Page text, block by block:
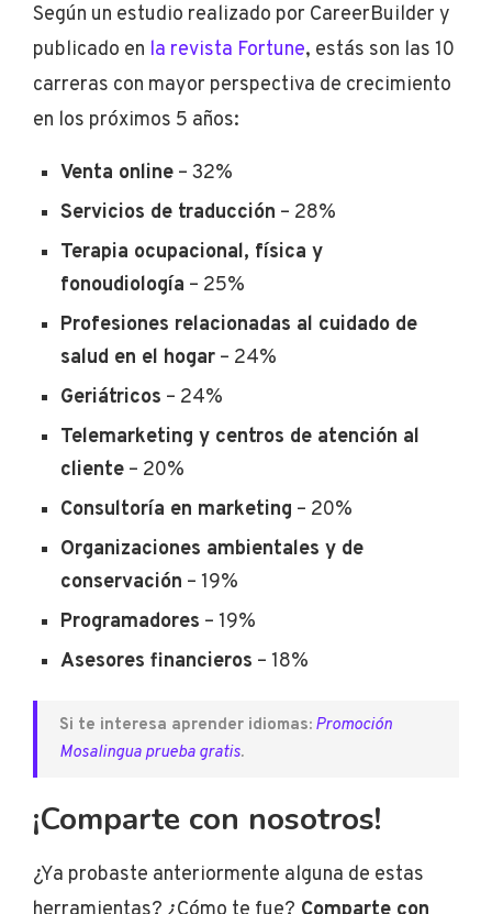
Según un estudio realizado por CareerBuilder y
publicado en la revista Fortune, estás son las 10
carreras con mayor perspectiva de crecimiento
en los próximos 5 años:
Venta online – 32%
Servicios de traducción – 28%
Terapia ocupacional, física y
fonoudiología – 25%
Profesiones relacionadas al cuidado de
salud en el hogar – 24%
Geriátricos – 24%
Telemarketing y centros de atención al
cliente – 20%
Consultoría en marketing – 20%
Organizaciones ambientales y de
conservación – 19%
Programadores – 19%
Asesores financieros – 18%
Si te interesa aprender idiomas: Promoción
Mosalingua prueba gratis.
¡Comparte con nosotros!
¿Ya probaste anteriormente alguna de estas